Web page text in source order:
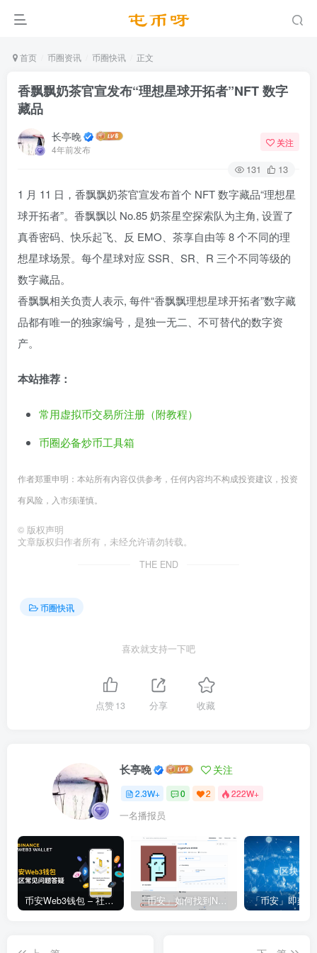
首页 币圈资讯 币圈快讯 正文
香飘飘奶茶官宣发布“理想星球开拓者”NFT 数字
藏品
长亭晚
4年前发布
关注
131 13
1 月 11 日，香飘飘奶茶官宣发布首个 NFT 数字藏品“理想星
球开拓者”。香飘飘以 No.85 奶茶星空探索队为主角, 设置了
真香密码、快乐起飞、反 EMO、茶享自由等 8 个不同的理
想星球场景。每个星球对应 SSR、SR、R 三个不同等级的
数字藏品。
香飘飘相关负责人表示, 每件“香飘飘理想星球开拓者”数字藏
品都有唯一的独家编号，是独一无二、不可替代的数字资
产。
本站推荐：
常用虚拟币交易所注册（附教程）
币圈必备炒币工具箱
作者郑重申明：本站所有内容仅供参考，任何内容均不构成投资建议，投资
有风险，入市须谨慎。
© 版权声明
文章版权归作者所有，未经允许请勿转载。
THE END
币圈快讯
喜欢就支持一下吧
点赞13 分享 收藏
长亭晚 关注
2.3W+ 0 2 222W+
一名播报员
币安Web3钱包 – 社区常见问题答疑 「币安」如何找到NFT合约地址？